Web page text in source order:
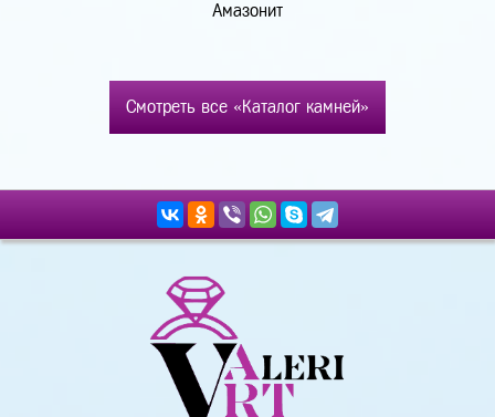
Амазонит
Смотреть все «Каталог камней»